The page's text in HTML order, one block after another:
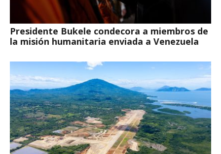
Presidente Bukele condecora a miembros de
la misión humanitaria enviada a Venezuela